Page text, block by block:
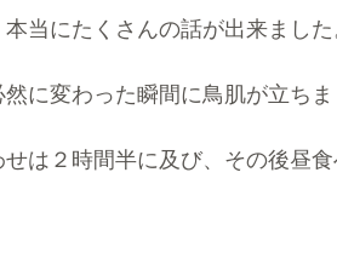
本当にたくさんの話が出来まし
然に変わった瞬間に鳥肌が立ち
せは２時間半に及び、その後昼